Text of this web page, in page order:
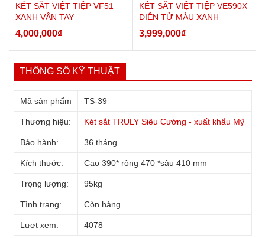
KÉT SẮT VIỆT TIỆP VF51
XANH VÂN TAY
4,000,000₫
KÉT SẮT VIỆT TIỆP VE590X
ĐIỆN TỬ MÀU XANH
3,999,000₫
THÔNG SỐ KỸ THUẬT
Mã sản phẩm TS-39
Thương hiệu: Két sắt TRULY Siêu Cường - xuất khẩu Mỹ
Bảo hành: 36 tháng
Kích thước: Cao 390* rộng 470 *sâu 410 mm
Trọng lượng: 95kg
Tình trạng: Còn hàng
Lượt xem: 4078